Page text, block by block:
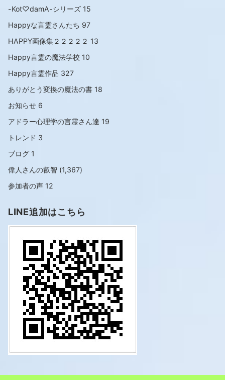
-Kot♡damA-シリーズ 15
Happyな言霊さんたち 97
HAPPY画像集２２２２２ 13
Happy言霊の魔法学校 10
Happy言霊作品 327
ありがとう変換の魔法の書 18
お知らせ 6
アドラー心理学の言霊さん達 19
トレンド 3
ブログ 1
偉人さんの叡智 (1,367)
参加者の声 12
LINE追加はこちら